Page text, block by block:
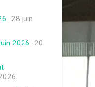
28 juin
2026
20